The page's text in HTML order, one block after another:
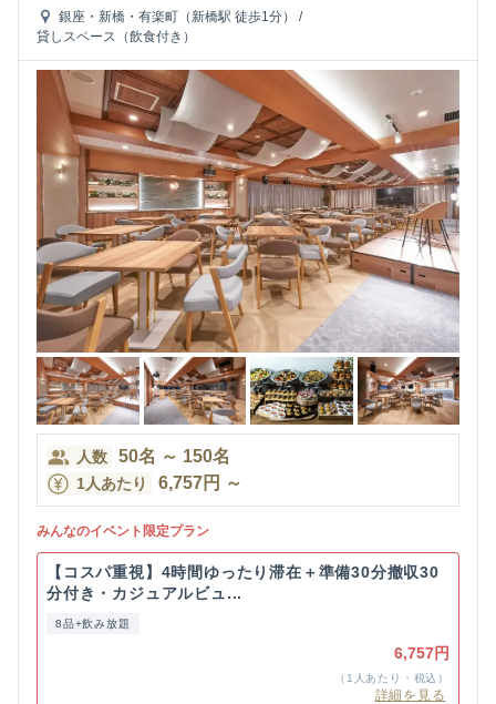
銀座・新橋・有楽町（新橋駅 徒歩1分）
/
貸しスペース（飲食付き）
人数 50名 ～ 150名
1人あたり 6,757円 ～
みんなのイベント限定プラン
【コスパ重視】4時間ゆったり滞在＋準備30分撤収30
分付き・カジュアルビュ...
8品+飲み放題
6,757円
（1人あたり・税込）
詳細を見る